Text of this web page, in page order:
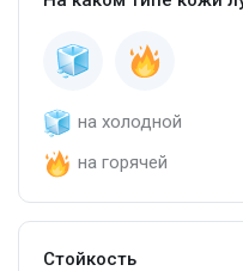
на холодной
на горячей
Стойкость